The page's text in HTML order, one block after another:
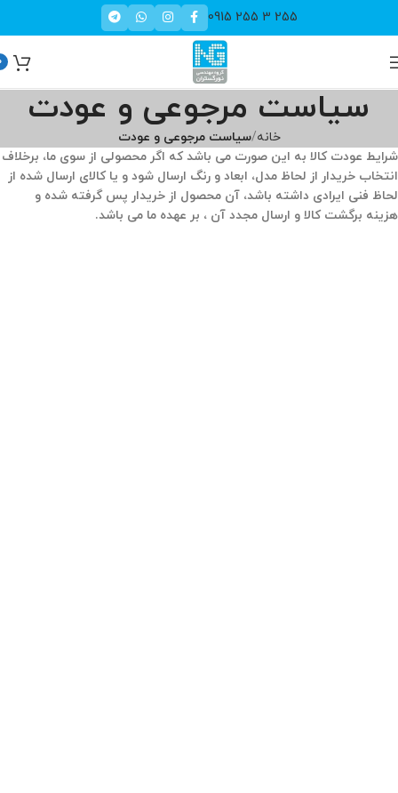
255 3 255 0915
سیاست مرجوعی و عودت
خانه سیاست مرجوعی و عودت
شرایط عودت کالا به این صورت می باشد که اگر محصولی از سوی ما، برخلاف
انتخاب خریدار از لحاظ مدل، ابعاد و رنگ ارسال شود و یا کالای ارسال شده از
لحاظ فنی ایرادی داشته باشد، آن محصول از خریدار پس گرفته شده و
هزینه برگشت کالا و ارسال مجدد آن ، بر عهده ما می باشد.